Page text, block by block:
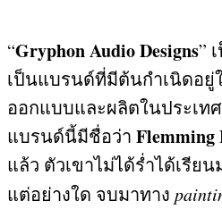
“Gryphon Audio Designs”
เป็นแบรนด์ที่มีต้นกำเนิดอยู่
ออกแบบและผลิตในประเท
แบรนด์นี้มีชื่อว่า Flemming
แล้ว ตัวเขาไม่ได้ร่ำได้เรีย
แต่อย่างใด จบมาทาง